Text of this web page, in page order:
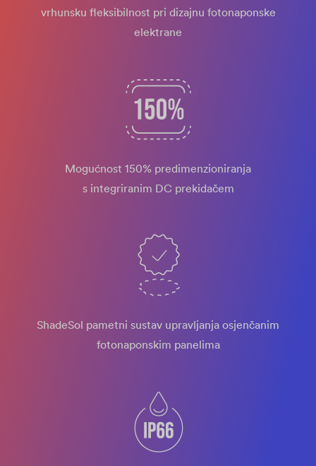
vrhunsku fleksibilnost pri dizajnu fotonaponske
elektrane
Mogućnost 150% predimenzioniranja
s integriranim DC prekidačem
ShadeSol pametni sustav upravljanja osjenčanim
fotonaponskim panelima